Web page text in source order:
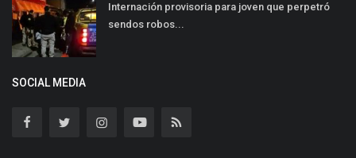
Internación provisoria para joven que perpetró
sendos robos...
SOCIAL MEDIA